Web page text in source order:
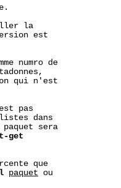
la
est
numro de
qui n'est
pas
dans
sera
get
que
paquet ou